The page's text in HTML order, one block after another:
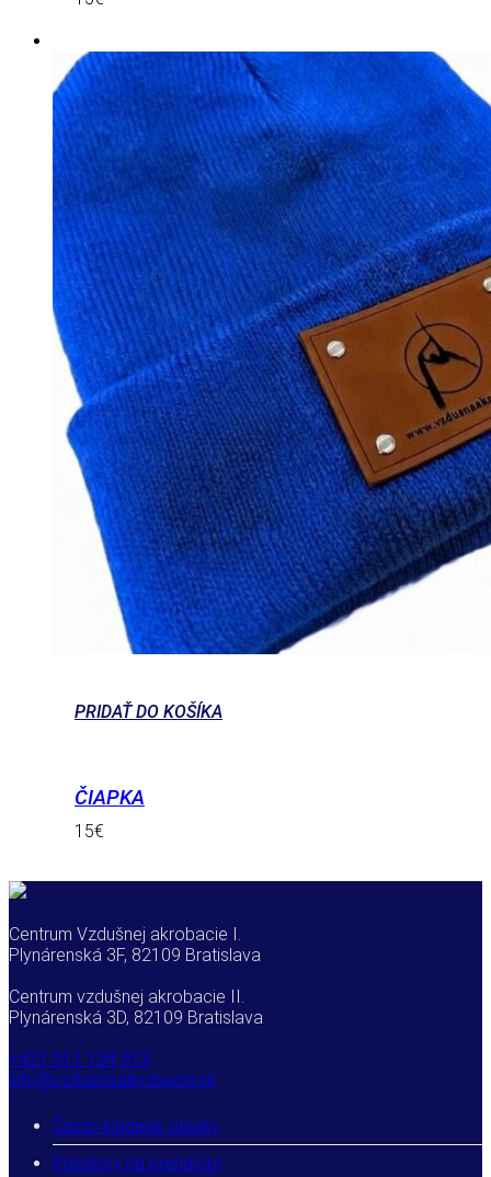
PRIDAŤ DO KOŠÍKA
ČIAPKA
15€
Centrum Vzdušnej akrobacie I.
Plynárenská 3F, 82109 Bratislava
Centrum vzdušnej akrobacie II.
Plynárenská 3D, 82109 Bratislava
+421 911 134 973
info@vzdusnaakrobacia.sk
Často kladené otázky
Priestory na prenájom